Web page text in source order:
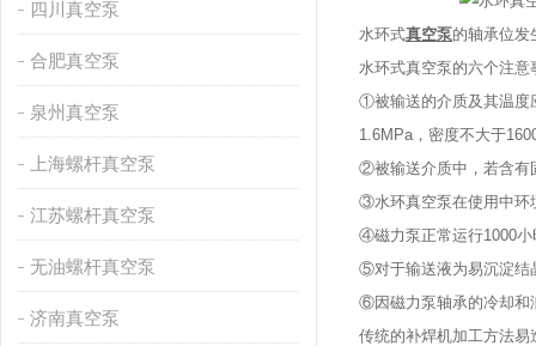
四川真空泵
合肥真空泵
泉州真空泵
上海螺杆真空泵
江苏螺杆真空泵
无油螺杆真空泵
济南真空泵
水环式真空泵的轴承位发
水环式真空泵的六个注意
①被输送的介质及其温度
1.6MPa，密度不大于
②被输送介质中，若含有
③水环真空泵在使用中环
④磁力泵正常运行1000小
⑤对于输送液为易沉淀结
⑥因磁力泵轴承的冷却和
传统的补焊机加工方法